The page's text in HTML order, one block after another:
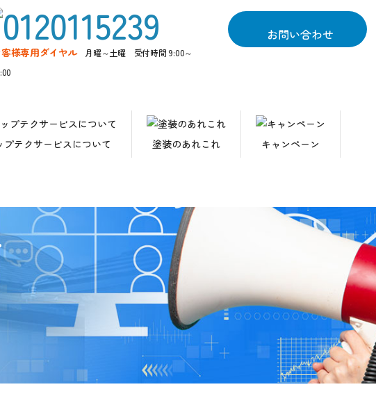
様専用ダイヤル
月曜～土曜 受付時間 9:00～
お問い合わせ
プテクサービスについて 塗装のあれこれ キャンペーン